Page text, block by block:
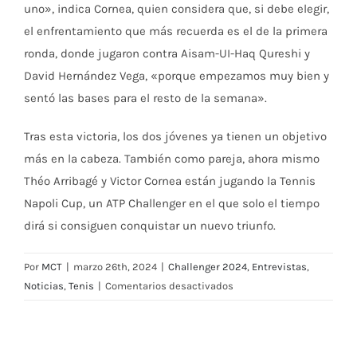
uno», indica Cornea, quien considera que, si debe elegir,
el enfrentamiento que más recuerda es el de la primera
ronda, donde jugaron contra Aisam-UI-Haq Qureshi y
David Hernández Vega, «porque empezamos muy bien y
sentó las bases para el resto de la semana».
Tras esta victoria, los dos jóvenes ya tienen un objetivo
más en la cabeza. También como pareja, ahora mismo
Théo Arribagé y Victor Cornea están jugando la Tennis
Napoli Cup, un ATP Challenger en el que solo el tiempo
dirá si consiguen conquistar un nuevo triunfo.
Por MCT | marzo 26th, 2024 | Challenger 2024, Entrevistas,
Noticias, Tenis | Comentarios desactivados